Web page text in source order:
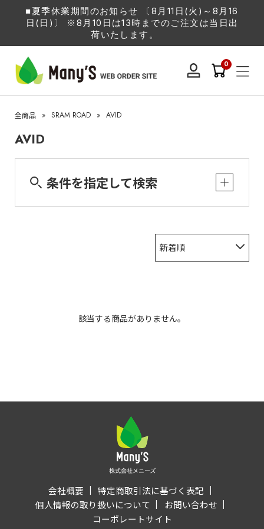
■夏季休業期間のお知らせ 〔8月11日(火)～8月16
日(日)〕 ※8月10日は13時までのご注文は当日出
荷いたします。
0
全商品 » SRAM ROAD » AVID
AVID
条件を指定して検索
新着順
該当する商品がありません。
会社概要
特定商取引法に基づく表記
個人情報の取り扱いについて
お問い合わせ
コーポレートサイト